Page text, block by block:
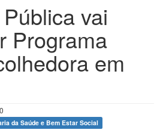
vai
Programa
em
da Saúde e Bem Estar Social